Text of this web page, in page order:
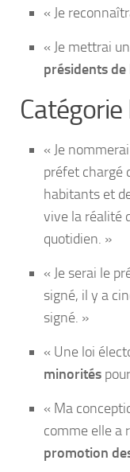
« Je
« Je mettrai
présidents
« Je
préfet chargé
habitants et
vive la réalité
quotidien. »
« Je serai le
signé, il y a
signé. »
« Une loi
minorités
« Ma
comme elle a
promotion